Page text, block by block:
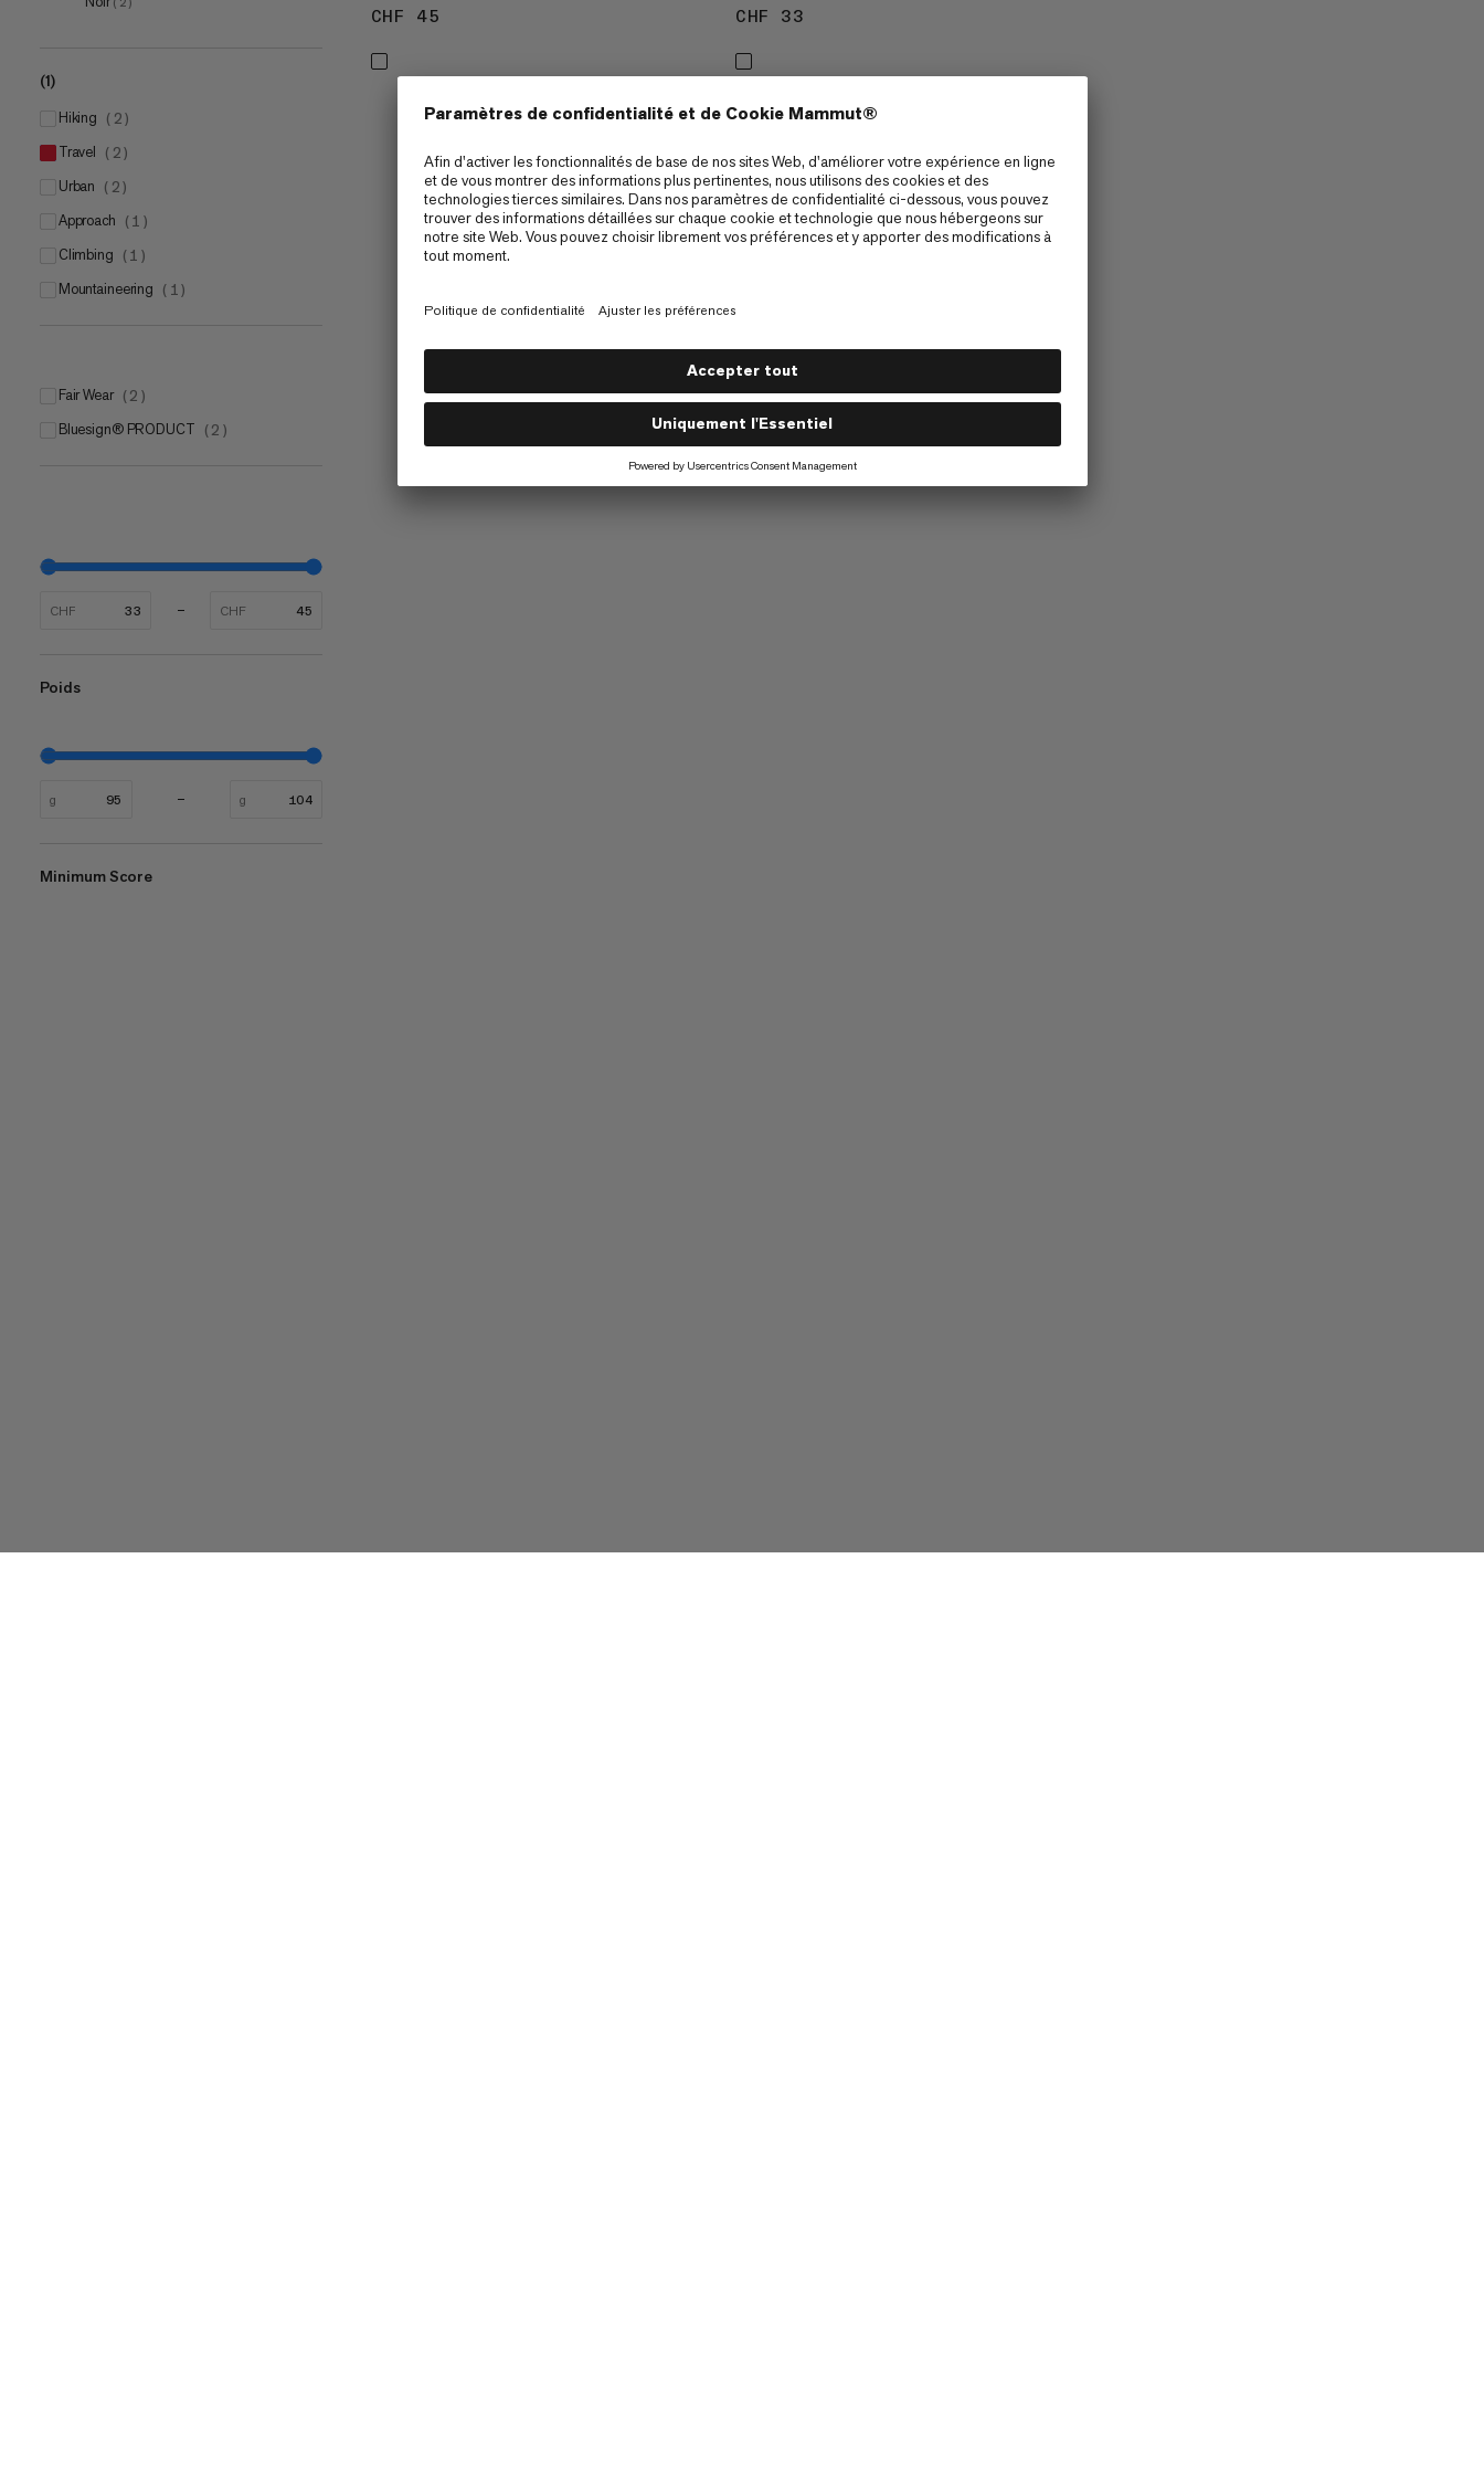
(1)
hiking ( 2 )
travel ( 2 )
urban ( 2 )
approach ( 1 )
climbing ( 1 )
mountaineering ( 1 )
Fair Wear ( 2 )
bluesign® PRODUCT ( 2 )
CHF CHF
Poids
g g
Minimum Score
CHF 45 CHF 33
1